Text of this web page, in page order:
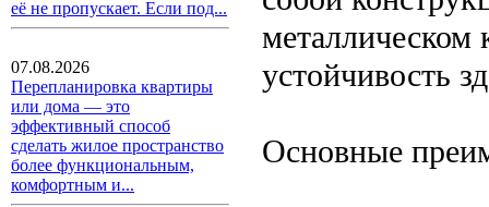
её не пропускает. Если под...
07.08.2026
Перепланировка квартиры
или дома — это
эффективный способ
сделать жилое пространство
более функциональным,
комфортным и...
металлическом
устойчивость
Основные